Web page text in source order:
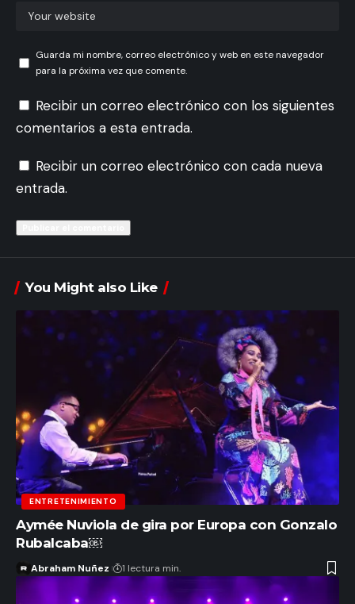
Guarda mi nombre, correo electrónico y web en este navegador
para la próxima vez que comente.
Recibir un correo electrónico con los siguientes
comentarios a esta entrada.
Recibir un correo electrónico con cada nueva
entrada.
You Might also Like
ENTRETENIMIENTO
Aymée Nuviola de gira por Europa con Gonzalo
Rubalcaba￼
Abraham Nuñez 1 lectura min.